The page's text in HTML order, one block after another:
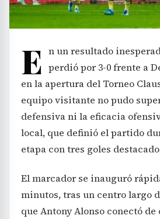
E n un resultado
perdió por 3-0 frente a
en la apertura del Torneo
equipo visitante no pudo
defensiva ni la eficacia
local, que definió el partido
etapa con tres goles
El marcador se inauguró
minutos, tras un centro largo
que Antony Alonso conectó de